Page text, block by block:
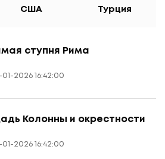
США Турция
ступня Рима
01-2026 16:42:00
Колонны и окрестности
01-2026 16:42:00